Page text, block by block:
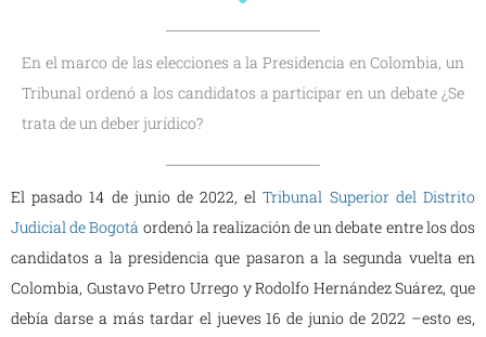
En el marco de las elecciones a la Presidencia en Colombia, un
Tribunal ordenó a los candidatos a participar en un debate ¿Se
trata de un deber jurídico?
El pasado 14 de junio de 2022, el Tribunal Superior del Distrito
Judicial de Bogotá ordenó la realización de un debate entre los dos
candidatos a la presidencia que pasaron a la segunda vuelta en
Colombia, Gustavo Petro Urrego y Rodolfo Hernández Suárez, que
debía darse a más tardar el jueves 16 de junio de 2022 –esto es,